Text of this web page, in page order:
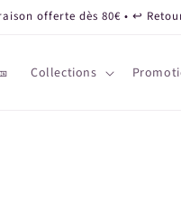
offerte dès 80€ • ↩️
Collections